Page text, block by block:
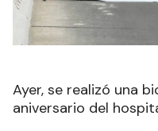
Ayer, se realizó una
aniversario del